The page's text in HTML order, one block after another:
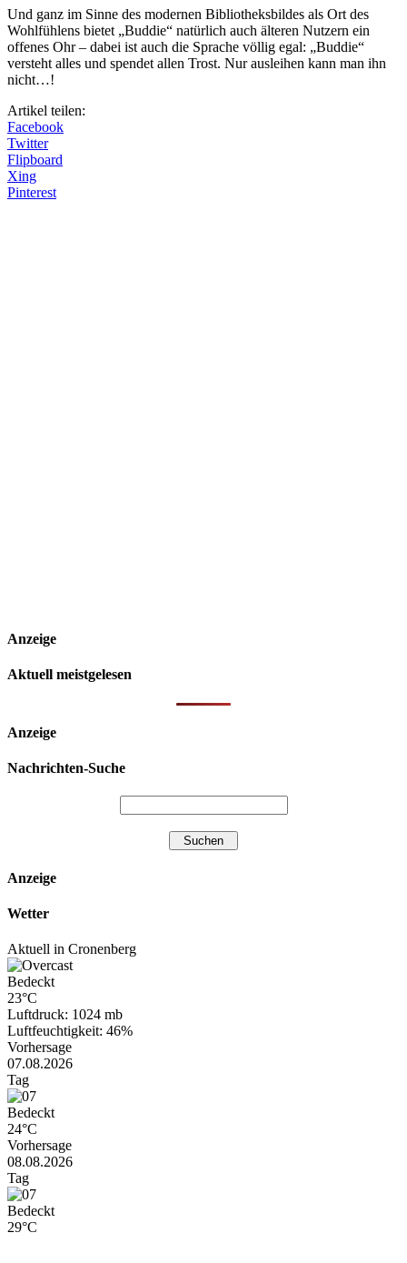
Und ganz im Sinne des modernen Bibliotheksbildes als Ort des
Wohlfühlens bietet „Buddie“ natürlich auch älteren Nutzern ein
offenes Ohr – dabei ist auch die Sprache völlig egal: „Buddie“
versteht alles und spendet allen Trost. Nur ausleihen kann man ihn
nicht…!
Artikel teilen:
Facebook
Twitter
Flipboard
Xing
Pinterest
Anzeige
Aktuell meistgelesen
Anzeige
Nachrichten-Suche
Anzeige
Wetter
Aktuell in Cronenberg
Bedeckt
23°C
Luftdruck: 1024 mb
Luftfeuchtigkeit: 46%
Vorhersage
07.08.2026
Tag
Bedeckt
24°C
Vorhersage
08.08.2026
Tag
Bedeckt
29°C